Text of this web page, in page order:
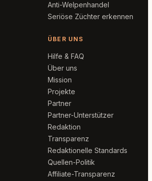
Anti-Welpenhandel
Seriöse Züchter erkennen
ÜBER UNS
Hilfe & FAQ
Über uns
Mission
Projekte
Partner
Partner-Unterstützer
Redaktion
Transparenz
Redaktionelle Standards
Quellen-Politik
Affiliate-Transparenz